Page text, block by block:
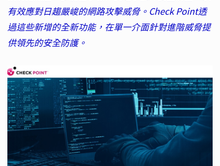
有效應對日趨嚴峻的網路攻擊威脅。Check Point透
過這些新增的全新功能，在單一介面針對進階威脅提
供領先的安全防護。